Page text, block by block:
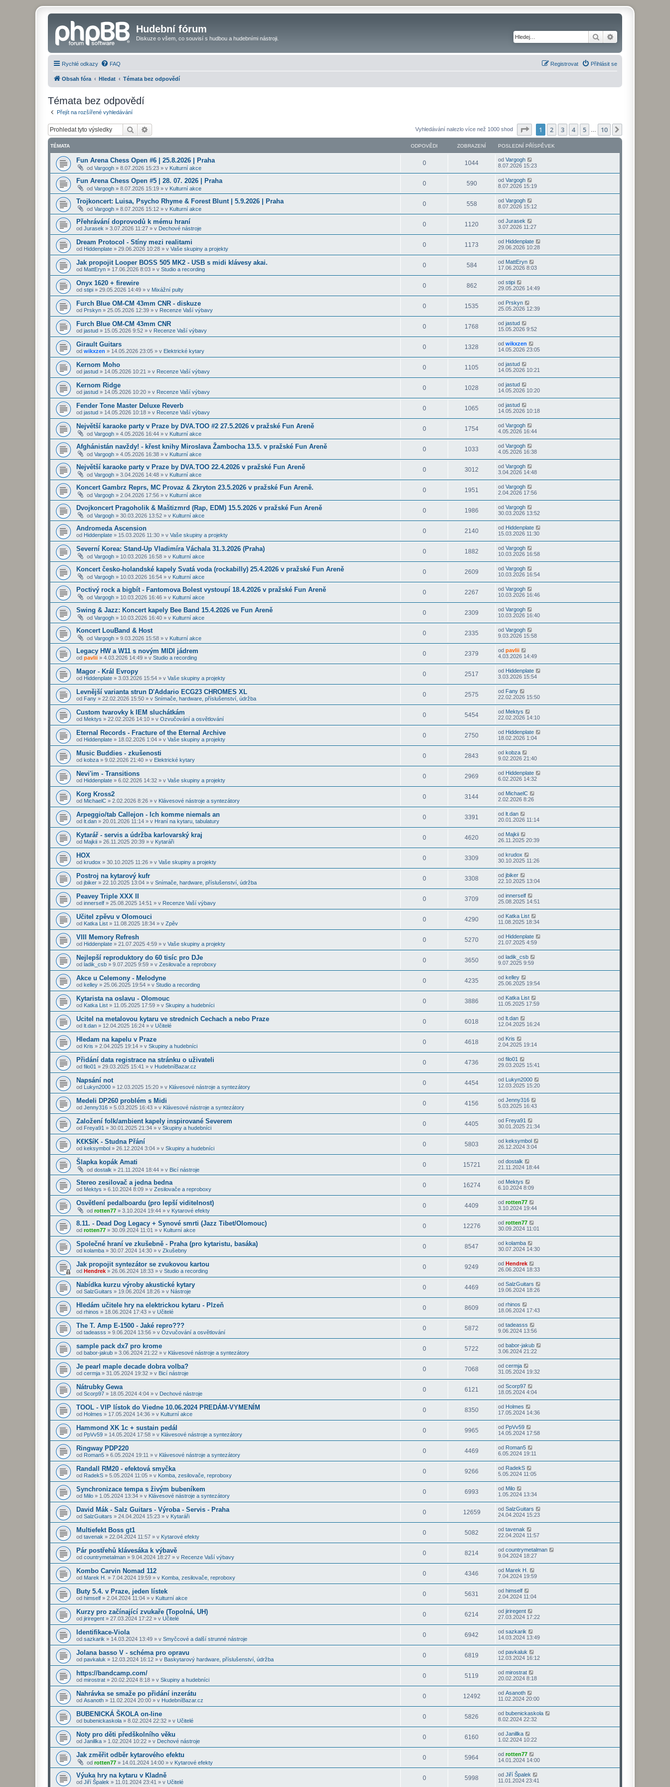
Hudební fórum
Diskuze o všem, co souvisí s hudbou a hudebními nástroji. Hledat
Rychlé odkazy FAQ Přihlásit se
Registrovat
Obsah fóra Hledat Témata bez odpovědí
Témata bez odpovědí
Přejít na rozšířené vyhledávání
Hledat Vyhledávání nalezlo více než 1000 shod Stránka z
1 2 3 4 5 10
TÉMATA ODPOVĚDI ZOBRAZENÍ POSLEDNÍ PŘÍSPĚVEK
Fun Arena Chess Open #6 | 25.8.2026 | Praha
od Vargogh » 8.07.2026 15:23 » v Kulturní akce
0 1044 od Vargogh
8.07.2026 15:23
Fun Arena Chess Open #5 | 28. 07. 2026 | Praha
od Vargogh » 8.07.2026 15:19 » v Kulturní akce
0 590 od Vargogh
8.07.2026 15:19
Trojkoncert: Luisa, Psycho Rhyme & Forest Blunt | 5.9.2026 | Praha
od Vargogh » 8.07.2026 15:12 » v Kulturní akce
0 558 od Vargogh
8.07.2026 15:12
Přehrávání doprovodů k mému hraní
od Jurasek » 3.07.2026 11:27 » v Dechové nástroje
0 1120 od Jurasek
3.07.2026 11:27
Dream Protocol - Stíny mezi realitami
od Hiddenplate » 29.06.2026 10:28 » v Vaše skupiny a projekty
0 1173 od Hiddenplate
29.06.2026 10:28
Jak propojit Looper BOSS 505 MK2 - USB s midi klávesy akai.
od MattEryn » 17.06.2026 8:03 » v Studio a recording
0 584 od MattEryn
17.06.2026 8:03
Onyx 1620 + firewire
od stipi » 29.05.2026 14:49 » v Mixážní pulty
0 862 od stipi
29.05.2026 14:49
Furch Blue OM-CM 43mm CNR - diskuze
od Prskyn » 25.05.2026 12:39 » v Recenze Vaší výbavy
0 1535 od Prskyn
25.05.2026 12:39
Furch Blue OM-CM 43mm CNR
od jastud » 15.05.2026 9:52 » v Recenze Vaší výbavy
0 1768 od jastud
15.05.2026 9:52
Girault Guitars
od wikxzen » 14.05.2026 23:05 » v Elektrické kytary
0 1328 od wikxzen
14.05.2026 23:05
Kernom Moho
od jastud » 14.05.2026 10:21 » v Recenze Vaší výbavy
0 1105 od jastud
14.05.2026 10:21
Kernom Ridge
od jastud » 14.05.2026 10:20 » v Recenze Vaší výbavy
0 1028 od jastud
14.05.2026 10:20
Fender Tone Master Deluxe Reverb
od jastud » 14.05.2026 10:18 » v Recenze Vaší výbavy
0 1065 od jastud
14.05.2026 10:18
Největší karaoke party v Praze by DVA.TOO #2 27.5.2026 v pražské Fun Areně
od Vargogh » 4.05.2026 16:44 » v Kulturní akce
0 1754 od Vargogh
4.05.2026 16:44
Afghánistán navždy! - křest knihy Miroslava Žambocha 13.5. v pražské Fun Areně
od Vargogh » 4.05.2026 16:38 » v Kulturní akce
0 1033 od Vargogh
4.05.2026 16:38
Největší karaoke party v Praze by DVA.TOO 22.4.2026 v pražské Fun Areně
od Vargogh » 3.04.2026 14:48 » v Kulturní akce
0 3012 od Vargogh
3.04.2026 14:48
Koncert Gambrz Reprs, MC Provaz & Zkryton 23.5.2026 v pražské Fun Areně.
od Vargogh » 2.04.2026 17:56 » v Kulturní akce
0 1951 od Vargogh
2.04.2026 17:56
Dvojkoncert Pragoholik & Maštizmrd (Rap, EDM) 15.5.2026 v pražské Fun Areně
od Vargogh » 30.03.2026 13:52 » v Kulturní akce
0 1986 od Vargogh
30.03.2026 13:52
Andromeda Ascension
od Hiddenplate » 15.03.2026 11:30 » v Vaše skupiny a projekty
0 2140 od Hiddenplate
15.03.2026 11:30
Severní Korea: Stand-Up Vladimíra Váchala 31.3.2026 (Praha)
od Vargogh » 10.03.2026 16:58 » v Kulturní akce
0 1882 od Vargogh
10.03.2026 16:58
Koncert česko-holandské kapely Svatá voda (rockabilly) 25.4.2026 v pražské Fun Areně
od Vargogh » 10.03.2026 16:54 » v Kulturní akce
0 2609 od Vargogh
10.03.2026 16:54
Poctivý rock a bigbít - Fantomova Bolest vystoupí 18.4.2026 v pražské Fun Areně
od Vargogh » 10.03.2026 16:46 » v Kulturní akce
0 2267 od Vargogh
10.03.2026 16:46
Swing & Jazz: Koncert kapely Bee Band 15.4.2026 ve Fun Areně
od Vargogh » 10.03.2026 16:40 » v Kulturní akce
0 2309 od Vargogh
10.03.2026 16:40
Koncert LouBand & Host
od Vargogh » 9.03.2026 15:58 » v Kulturní akce
0 2335 od Vargogh
9.03.2026 15:58
Legacy HW a W11 s novým MIDI jádrem
od pavlii » 4.03.2026 14:49 » v Studio a recording
0 2379 od pavlii
4.03.2026 14:49
Magor - Král Evropy
od Hiddenplate » 3.03.2026 15:54 » v Vaše skupiny a projekty
0 2517 od Hiddenplate
3.03.2026 15:54
Levnější varianta strun D'Addario ECG23 CHROMES XL
od Fany » 22.02.2026 15:50 » v Snímače, hardware, příslušenství, údržba
0 2575 od Fany
22.02.2026 15:50
Custom tvarovky k IEM sluchátkám
od Mektys » 22.02.2026 14:10 » v Ozvučování a osvětlování
0 5454 od Mektys
22.02.2026 14:10
Eternal Records - Fracture of the Eternal Archive
od Hiddenplate » 18.02.2026 1:04 » v Vaše skupiny a projekty
0 2750 od Hiddenplate
18.02.2026 1:04
Music Buddies - zkušenosti
od kobza » 9.02.2026 21:40 » v Elektrické kytary
0 2843 od kobza
9.02.2026 21:40
Nevi'im - Transitions
od Hiddenplate » 6.02.2026 14:32 » v Vaše skupiny a projekty
0 2969 od Hiddenplate
6.02.2026 14:32
Korg Kross2
od MichaelC » 2.02.2026 8:26 » v Klávesové nástroje a syntezátory
0 3144 od MichaelC
2.02.2026 8:26
Arpeggio/tab Callejon - Ich komme niemals an
od lt.dan » 20.01.2026 11:14 » v Hraní na kytaru, tabulatury
0 3391 od lt.dan
20.01.2026 11:14
Kytarář - servis a údržba karlovarský kraj
od Majkii » 26.11.2025 20:39 » v Kytaráři
0 4620 od Majkii
26.11.2025 20:39
HOX
od krudox » 30.10.2025 11:26 » v Vaše skupiny a projekty
0 3309 od krudox
30.10.2025 11:26
Postroj na kytarový kufr
od jbiker » 22.10.2025 13:04 » v Snímače, hardware, příslušenství, údržba
0 3308 od jbiker
22.10.2025 13:04
Peavey Triple XXX II
od innerself » 25.08.2025 14:51 » v Recenze Vaší výbavy
0 3709 od innerself
25.08.2025 14:51
Učitel zpěvu v Olomouci
od Katka List » 11.08.2025 18:34 » v Zpěv
0 4290 od Katka List
11.08.2025 18:34
VIII Memory Refresh
od Hiddenplate » 21.07.2025 4:59 » v Vaše skupiny a projekty
0 5270 od Hiddenplate
21.07.2025 4:59
Nejlepší reproduktory do 60 tisíc pro DJe
od ladik_csb » 9.07.2025 9:59 » v Zesilovače a reproboxy
0 3650 od ladik_csb
9.07.2025 9:59
Akce u Celemony - Melodyne
od kelley » 25.06.2025 19:54 » v Studio a recording
0 4235 od kelley
25.06.2025 19:54
Kytarista na oslavu - Olomouc
od Katka List » 11.05.2025 17:59 » v Skupiny a hudebníci
0 3886 od Katka List
11.05.2025 17:59
Ucitel na metalovou kytaru ve strednich Cechach a nebo Praze
od lt.dan » 12.04.2025 16:24 » v Učitelé
0 6018 od lt.dan
12.04.2025 16:24
Hledam na kapelu v Praze
od Kris » 2.04.2025 19:14 » v Skupiny a hudebníci
0 4618 od Kris
2.04.2025 19:14
Přidání data registrace na stránku o uživateli
od filo01 » 29.03.2025 15:41 » v HudebníBazar.cz
0 4736 od filo01
29.03.2025 15:41
Napsání not
od Lukyn2000 » 12.03.2025 15:20 » v Klávesové nástroje a syntezátory
0 4454 od Lukyn2000
12.03.2025 15:20
Medeli DP260 problém s Midi
od Jenny316 » 5.03.2025 16:43 » v Klávesové nástroje a syntezátory
0 4156 od Jenny316
5.03.2025 16:43
Založení folk/ambient kapely inspirované Severem
od Freya91 » 30.01.2025 21:34 » v Skupiny a hudebníci
0 4405 od Freya91
30.01.2025 21:34
K€K$íK - Studna Přání
od keksymbol » 26.12.2024 3:04 » v Skupiny a hudebníci
0 5803 od keksymbol
26.12.2024 3:04
Šlapka kopák Amati
od dostalk » 21.11.2024 18:44 » v Bicí nástroje
0 15721 od dostalk
21.11.2024 18:44
Stereo zesilovač a jedna bedna
od Mektys » 6.10.2024 8:09 » v Zesilovače a reproboxy
0 16274 od Mektys
6.10.2024 8:09
Osvětlení pedalboardu (pro lepší viditelnost)
od rotten77 » 3.10.2024 19:44 » v Kytarové efekty
0 4409 od rotten77
3.10.2024 19:44
8.11. - Dead Dog Legacy + Synové smrti (Jazz Tibet/Olomouc)
od rotten77 » 30.09.2024 11:01 » v Kulturní akce
0 12276 od rotten77
30.09.2024 11:01
Společné hraní ve zkušebně - Praha (pro kytaristu, basáka)
od kolamba » 30.07.2024 14:30 » v Zkušebny
0 8547 od kolamba
30.07.2024 14:30
Jak propojit syntezátor se zvukovou kartou
od Hendrek » 26.06.2024 18:33 » v Studio a recording
0 9249 od Hendrek
26.06.2024 18:33
Nabídka kurzu výroby akustické kytary
od SalzGuitars » 19.06.2024 18:26 » v Nástroje
0 4469 od SalzGuitars
19.06.2024 18:26
Hledám učitele hry na elektrickou kytaru - Plzeň
od rhinos » 18.06.2024 17:43 » v Učitelé
0 8609 od rhinos
18.06.2024 17:43
The T. Amp E-1500 - Jaké repro???
od tadeasss » 9.06.2024 13:56 » v Ozvučování a osvětlování
0 5872 od tadeasss
9.06.2024 13:56
sample pack dx7 pro krome
od babor-jakub » 3.06.2024 21:22 » v Klávesové nástroje a syntezátory
0 5722 od babor-jakub
3.06.2024 21:22
Je pearl maple decade dobra volba?
od cermja » 31.05.2024 19:32 » v Bicí nástroje
0 7068 od cermja
31.05.2024 19:32
Nátrubky Gewa
od Scorp97 » 18.05.2024 4:04 » v Dechové nástroje
0 6121 od Scorp97
18.05.2024 4:04
TOOL - VIP lístok do Viedne 10.06.2024 PREDÁM-VYMENÍM
od Holmes » 17.05.2024 14:36 » v Kulturní akce
0 8350 od Holmes
17.05.2024 14:36
Hammond XK 1c + sustain pedál
od PpVv59 » 14.05.2024 17:58 » v Klávesové nástroje a syntezátory
0 9965 od PpVv59
14.05.2024 17:58
Ringway PDP220
od Roman5 » 6.05.2024 19:11 » v Klávesové nástroje a syntezátory
0 4469 od Roman5
6.05.2024 19:11
Randall RM20 - efektová smyčka
od RadekS » 5.05.2024 11:05 » v Komba, zesilovače, reproboxy
0 9266 od RadekS
5.05.2024 11:05
Synchronizace tempa s živým bubeníkem
od Milo » 1.05.2024 13:34 » v Klávesové nástroje a syntezátory
0 6993 od Milo
1.05.2024 13:34
David Mák - Salz Guitars - Výroba - Servis - Praha
od SalzGuitars » 24.04.2024 15:23 » v Kytaráři
0 12659 od SalzGuitars
24.04.2024 15:23
Multiefekt Boss gt1
od tavenak » 22.04.2024 11:57 » v Kytarové efekty
0 5082 od tavenak
22.04.2024 11:57
Pár postřehů klávesáka k výbavě
od countrymetalman » 9.04.2024 18:27 » v Recenze Vaší výbavy
0 8214 od countrymetalman
9.04.2024 18:27
Kombo Carvin Nomad 112
od Marek H. » 7.04.2024 19:59 » v Komba, zesilovače, reproboxy
0 4346 od Marek H.
7.04.2024 19:59
Buty 5.4. v Praze, jeden lístek
od himself » 2.04.2024 11:04 » v Kulturní akce
0 5631 od himself
2.04.2024 11:04
Kurzy pro začínající zvukaře (Topolná, UH)
od jiriregent » 27.03.2024 17:22 » v Učitelé
0 6214 od jiriregent
27.03.2024 17:22
Identifikace-Viola
od sazkarik » 14.03.2024 13:49 » v Smyčcové a další strunné nástroje
0 6942 od sazkarik
14.03.2024 13:49
Jolana basso V - schéma pro opravu
od pavkaluk » 12.03.2024 16:12 » v Baskytarový hardware, příslušenství, údržba
0 6819 od pavkaluk
12.03.2024 16:12
https://bandcamp.com/
od mirostrat » 20.02.2024 8:18 » v Skupiny a hudebníci
0 5119 od mirostrat
20.02.2024 8:18
Nahrávka se smaže po přidání inzerátu
od Asanoth » 11.02.2024 20:00 » v HudebníBazar.cz
0 12492 od Asanoth
11.02.2024 20:00
BUBENICKÁ ŠKOLA on-line
od bubenickaskola » 8.02.2024 22:32 » v Učitelé
0 5826 od bubenickaskola
8.02.2024 22:32
Noty pro děti předškolního věku
od Janillka » 1.02.2024 10:22 » v Dechové nástroje
0 6160 od Janillka
1.02.2024 10:22
Jak změřit odběr kytarového efektu
od rotten77 » 14.01.2024 14:00 » v Kytarové efekty
0 5964 od rotten77
14.01.2024 14:00
Výuka hry na kytaru v Kladně
od Jiří Špalek » 11.01.2024 23:41 » v Učitelé
0 5998 od Jiří Špalek
11.01.2024 23:41